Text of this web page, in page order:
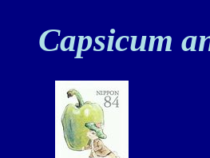
Capsicum